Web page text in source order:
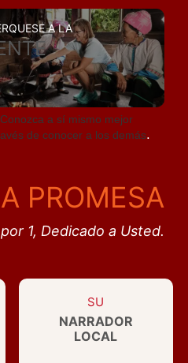
A LA
Conozca a sí mismo mejor
de conocer a los demás.
PROMESA
1, Dedicado a Usted.
SU
NARRADOR
LOCAL